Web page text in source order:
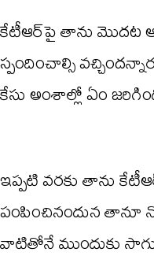
కేటీఆర్‌పై తాను మొదట
స్పందించాల్సి
కేసు అంశాల్లో ఏం
ఇప్పటి వరకు తాను
పంపించినందున తానూ
వాటితోనే ముందుకు